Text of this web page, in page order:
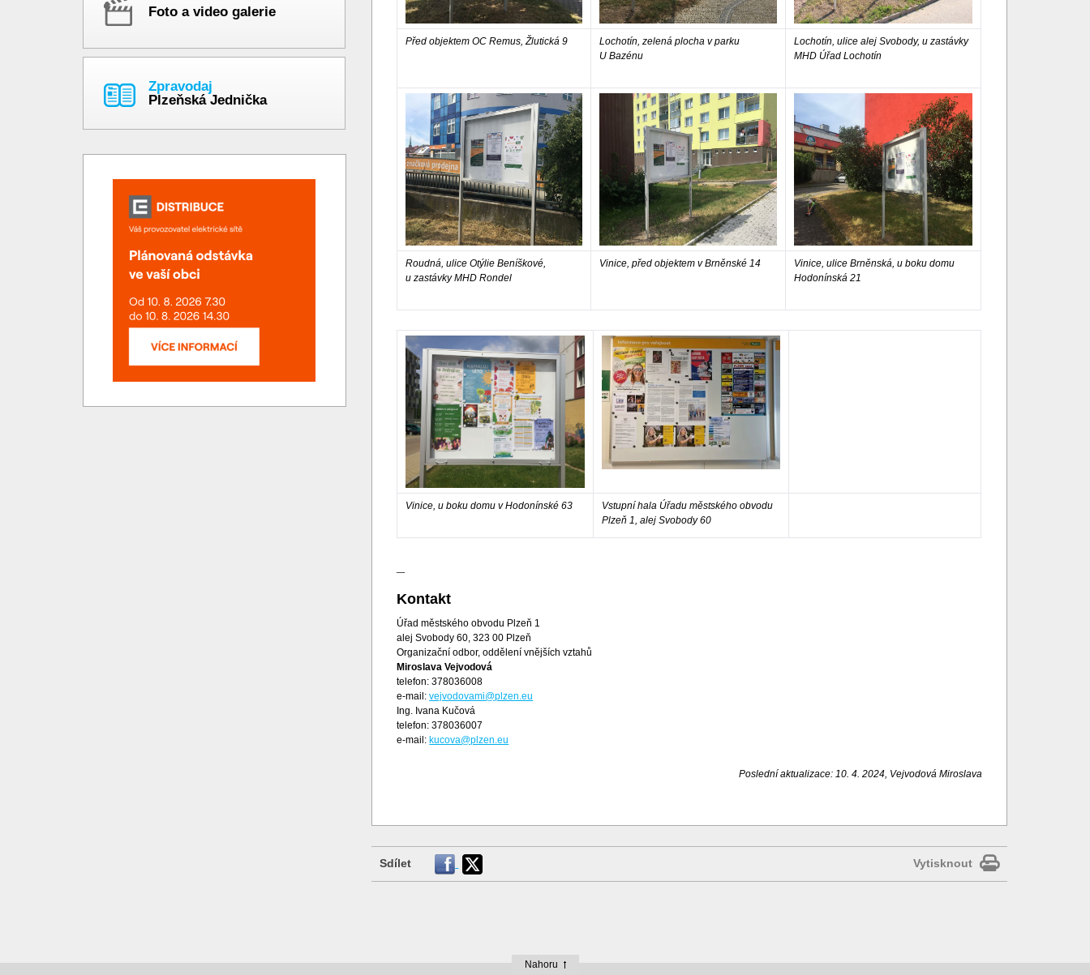
Před objektem OC Remus, Žlutická 9
Lochotín, zelená plocha v parku
U Bazénu
Lochotín, ulice alej Svobody, u zastávky
MHD Úřad Lochotín
Roudná, ulice Otýlie Beníškové,
u zastávky MHD Rondel
Vinice, před objektem v Brněnské 14
Vinice, ulice Brněnská, u boku domu
Hodonínská 21
Vinice, u boku domu v Hodonínské 63
Vstupní hala Úřadu městského obvodu
Plzeň 1, alej Svobody 60
Kontakt
Úřad městského obvodu Plzeň 1
alej Svobody 60, 323 00 Plzeň
Organizační odbor, oddělení vnějších vztahů
Miroslava Vejvodová
telefon: 378036008
e-mail:vejvodovami@plzen.eu
Ing. Ivana Kučová
telefon: 378036007
e-mail: kucova@plzen.eu
Poslední aktualizace: 10. 4. 2024, Vejvodová Miroslava
Sdílet Vytisknout
Foto a video galerie
Zpravodaj
Plzeňská Jednička
Nahoru